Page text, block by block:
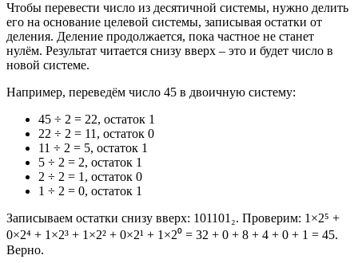
Чтобы перевести число из десятичной системы, нужно делить
его на основание целевой системы, записывая остатки от
деления. Деление продолжается, пока частное не станет
нулём. Результат читается снизу вверх – это и будет число в
новой системе.
Например, переведём число 45 в двоичную систему:
45 ÷ 2 = 22, остаток 1
22 ÷ 2 = 11, остаток 0
11 ÷ 2 = 5, остаток 1
5 ÷ 2 = 2, остаток 1
2 ÷ 2 = 1, остаток 0
1 ÷ 2 = 0, остаток 1
Записываем остатки снизу вверх: 101101₂. Проверим: 1×2⁵ +
0×2⁴ + 1×2³ + 1×2² + 0×2¹ + 1×2⁰ = 32 + 0 + 8 + 4 + 0 + 1 = 45.
Верно.